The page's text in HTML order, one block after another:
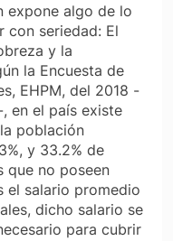
expone algo de lo
con seriedad: El
y la
la Encuesta de
EHPM, del 2018 -
en el país existe
población
y 33.2% de
que no poseen
el salario promedio
dicho salario se
para cubrir